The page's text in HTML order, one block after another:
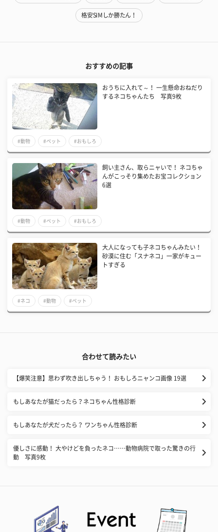
格安SIMしか勝たん！
おすすめの記事
おうちに入れて～！ 一生懸命おねだり
するネコちゃんたち 写真9枚
#動物 #ペット #おもしろ
飼い主さん、取らニャいで！ ネコちゃ
んがこっそり集めたお宝コレクション
6選
#動物 #ペット #おもしろ
大人になっても子ネコちゃんみたい！
砂漠に住む「スナネコ」一家がキュー
トすぎる
#ネコ #動物 #ペット
合わせて読みたい
【爆笑注意】思わず吹き出しちゃう！ おもしろニャンコ画像 19選
もしあなたが猫だったら？ネコちゃん性格診断
もしあなたが犬だったら？ ワンちゃん性格診断
優しさに感動！ 大やけどを負ったネコ……動物病院で取った驚きの行
動 写真9枚